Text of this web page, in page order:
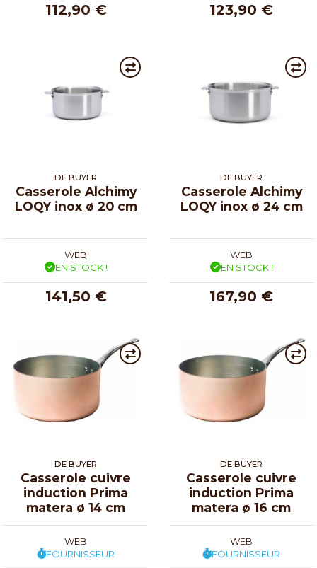
112,90 € 123,90 €
DE BUYER
Casserole Alchimy
LOQY inox ø 20 cm
WEB
EN STOCK !
141,50 €
DE BUYER
Casserole Alchimy
LOQY inox ø 24 cm
WEB
EN STOCK !
167,90 €
DE BUYER
Casserole cuivre
induction Prima
matera ø 14 cm
WEB
FOURNISSEUR
DE BUYER
Casserole cuivre
induction Prima
matera ø 16 cm
WEB
FOURNISSEUR